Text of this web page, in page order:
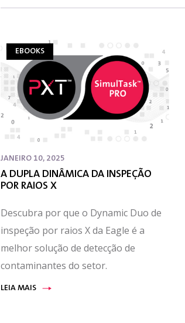
EBOOKS
JANEIRO 10, 2025
A DUPLA DINÂMICA DA INSPEÇÃO
POR RAIOS X
Descubra por que o Dynamic Duo de
inspeção por raios X da Eagle é a
melhor solução de detecção de
contaminantes do setor.
LEIA MAIS